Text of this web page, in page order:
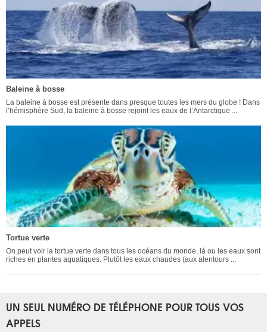
Baleine à bosse
La baleine à bosse est présente dans presque toutes les mers du globe ! Dans
l’hémisphère Sud, la baleine à bosse rejoint les eaux de l’Antarctique ...
Tortue verte
On peut voir la tortue verte dans tous les océans du monde, là ou les eaux sont
riches en plantes aquatiques. Plutôt les eaux chaudes (aux alentours ...
UN SEUL NUMÉRO DE TÉLÉPHONE POUR TOUS VOS
APPELS